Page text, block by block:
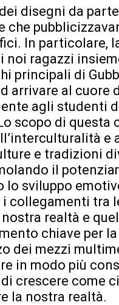
dei disegni da
che
In particolare,
noi ragazzi
principali di
arrivare al cuore
agli studenti
scopo di questa
e
e tradizioni
il
lo sviluppo
collegamenti tra
realtà e
chiave per
dei mezzi
in modo più
crescere come
la nostra realtà.